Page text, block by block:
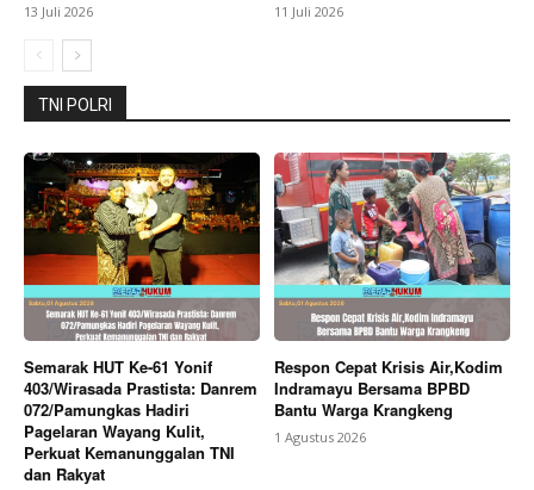
Bagikan Artikel
Milad ke-7 UMPP, Ribuan Peserta Berlari Aman dan
Lancar
13 Juli 2026 11 Juli 2026
TNI POLRI
Semarak HUT Ke-61 Yonif
403/Wirasada Prastista: Danrem
072/Pamungkas Hadiri
Pagelaran Wayang Kulit,
Perkuat Kemanunggalan TNI
dan Rakyat
Respon Cepat Krisis Air,Kodim
Indramayu Bersama BPBD
Bantu Warga Krangkeng
1 Agustus 2026